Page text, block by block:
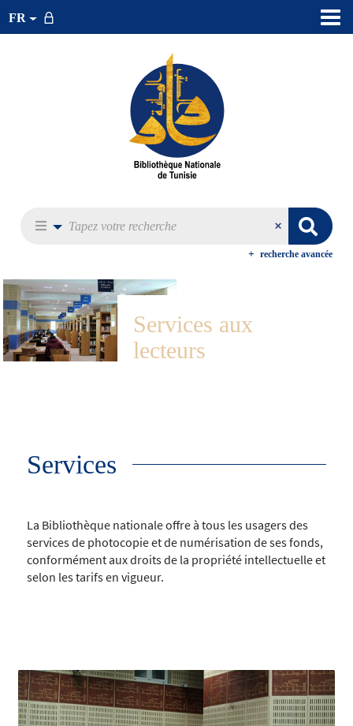
FR
recherche avancée
Services aux
lecteurs
Services
La Bibliothèque nationale offre à tous les usagers des
services de photocopie et de numérisation de ses fonds,
conformément aux droits de la propriété intellectuelle et
selon les tarifs en vigueur.